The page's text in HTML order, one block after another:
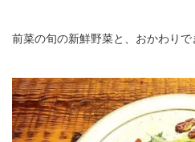
前菜の旬の新鮮野菜と、おかわりで